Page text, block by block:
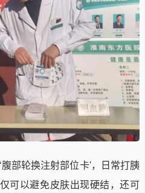
腹部轮换注射部位卡'，日常打胰
可以避免皮肤出现硬结，还可